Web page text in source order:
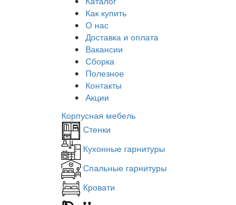
Как купить
О нас
Доставка и оплата
Вакансии
Сборка
Полезное
Контакты
Акции
Корпусная мебель
Стенки
Кухонные гарнитуры
Спальные гарнитуры
Кровати